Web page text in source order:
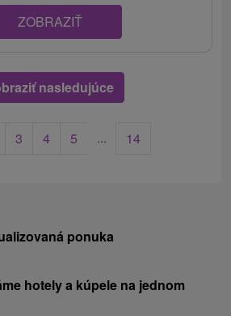
ZOBRAZIŤ
nasledujúce
3 4 5 ... 14
ponuka
hotely a kúpele na jednom